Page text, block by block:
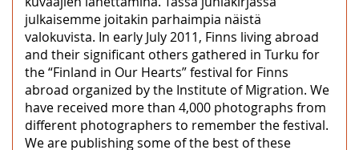
julkaisemme joitakin parhaimpia näistä
valokuvista. In early July 2011, Finns living abroad
and their significant others gathered in Turku for
the “Finland in Our Hearts” festival for Finns
abroad organized by the Institute of Migration. We
have received more than 4,000 photographs from
different photographers to remember the festival.
We are publishing some of the best of these